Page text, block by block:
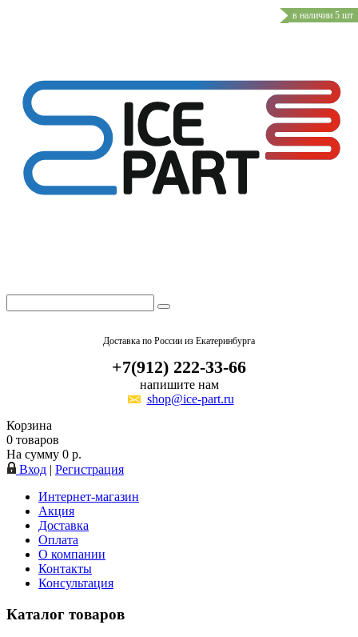
Доставка по России из Екатеринбурга
+7(912) 222-33-66
напишите нам
shop@ice-part.ru
Корзина
0 товаров
На сумму 0 р.
Вход | Регистрация
Интернет-магазин
Акция
Доставка
Оплата
О компании
Контакты
Консультация
Каталог товаров
в наличии 5 шт